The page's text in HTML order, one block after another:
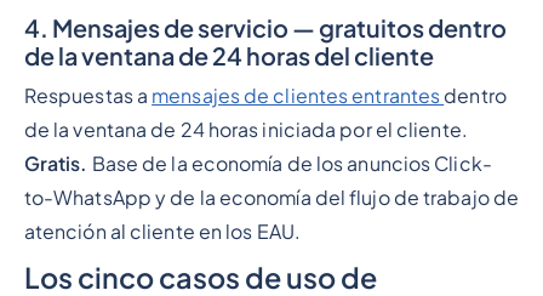
4. Mensajes de servicio — gratuitos dentro
de la ventana de 24 horas del cliente
Respuestas a mensajes de clientes entrantes dentro
de la ventana de 24 horas iniciada por el cliente.
Gratis. Base de la economía de los anuncios Click-
to-WhatsApp y de la economía del flujo de trabajo de
atención al cliente en los EAU.
Los cinco casos de uso de